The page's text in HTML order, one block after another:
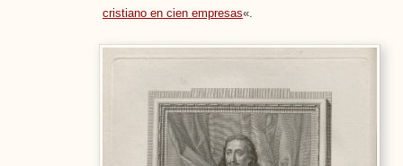
cristiano en cien empresas«.